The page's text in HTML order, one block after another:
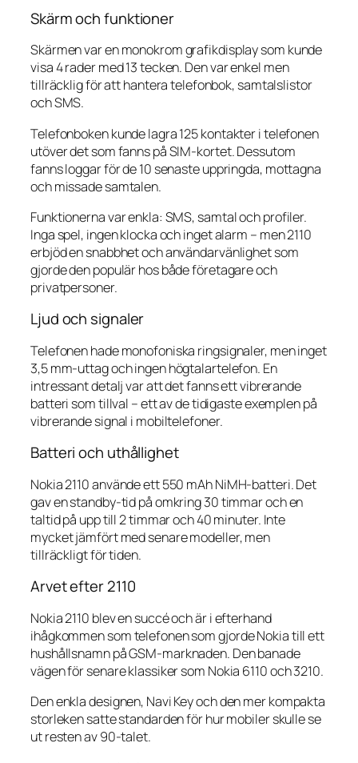
Skärm och funktioner
Skärmen var en monokrom grafikdisplay som kunde
visa 4 rader med 13 tecken. Den var enkel men
tillräcklig för att hantera telefonbok, samtalslistor
och SMS.
Telefonboken kunde lagra 125 kontakter i telefonen
utöver det som fanns på SIM-kortet. Dessutom
fanns loggar för de 10 senaste uppringda, mottagna
och missade samtalen.
Funktionerna var enkla: SMS, samtal och profiler.
Inga spel, ingen klocka och inget alarm – men 2110
erbjöd en snabbhet och användarvänlighet som
gjorde den populär hos både företagare och
privatpersoner.
Ljud och signaler
Telefonen hade monofoniska ringsignaler, men inget
3,5 mm-uttag och ingen högtalartelefon. En
intressant detalj var att det fanns ett vibrerande
batteri som tillval – ett av de tidigaste exemplen på
vibrerande signal i mobiltelefoner.
Batteri och uthållighet
Nokia 2110 använde ett 550 mAh NiMH-batteri. Det
gav en standby-tid på omkring 30 timmar och en
taltid på upp till 2 timmar och 40 minuter. Inte
mycket jämfört med senare modeller, men
tillräckligt för tiden.
Arvet efter 2110
Nokia 2110 blev en succé och är i efterhand
ihågkommen som telefonen som gjorde Nokia till ett
hushållsnamn på GSM-marknaden. Den banade
vägen för senare klassiker som Nokia 6110 och 3210.
Den enkla designen, Navi Key och den mer kompakta
storleken satte standarden för hur mobiler skulle se
ut resten av 90-talet.